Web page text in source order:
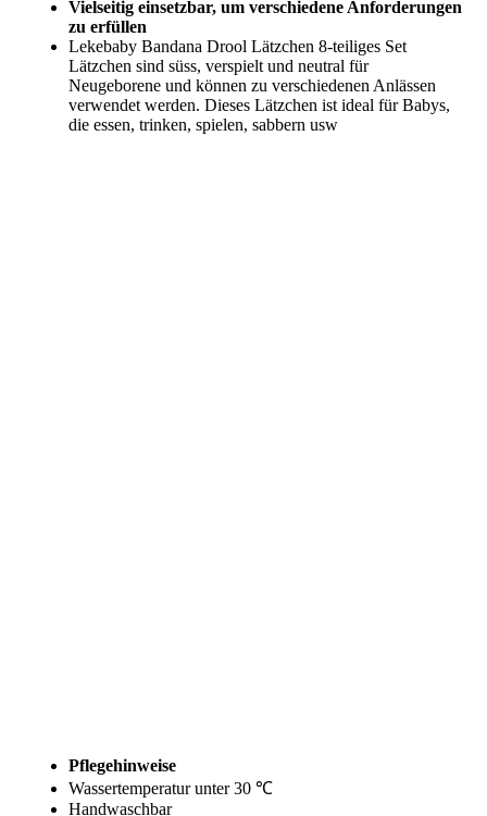
Vielseitig einsetzbar, um verschiedene Anforderungen
zu erfüllen
Lekebaby Bandana Drool Lätzchen 8-teiliges Set
Lätzchen sind süss, verspielt und neutral für
Neugeborene und können zu verschiedenen Anlässen
verwendet werden. Dieses Lätzchen ist ideal für Babys,
die essen, trinken, spielen, sabbern usw
Pflegehinweise
Wassertemperatur unter 30 ℃
Handwaschbar